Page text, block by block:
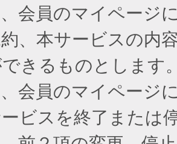
会員のマイページ
、本サービスの内
きるものとします
会員のマイページ
ビスを終了または